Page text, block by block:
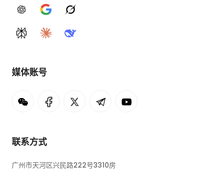
ChatGPTGoogle AIGrok
PerplexityClaudeDeepSeek
媒体账号
联系方式
广州市天河区兴民路222号3310房